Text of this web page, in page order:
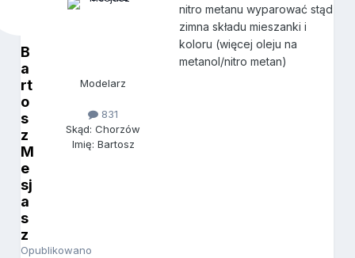
B
a
rt
o
s
z
M
e
sj
a
s
z
Opublikowano
Modelarz
831
Skąd: Chorzów
Imię: Bartosz
nitro metanu wyparować stąd
zimna składu mieszanki i
koloru (więcej oleju na
metanol/nitro metan)